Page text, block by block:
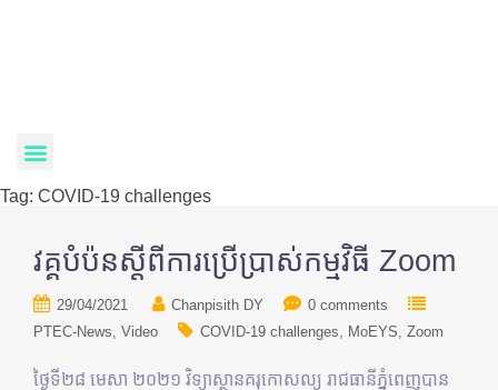
Tag: COVID-19 challenges
វគ្គបំប៉នស្តីពីការប្រើប្រាស់កម្មវិធី Zoom
29/04/2021 Chanpisith DY
0 comments
PTEC-News Video COVID-19 challenges MoEYS Zoom
ថ្ងៃទី២៨ មេសា ២០២១ វិទ្យាស្ថានគរុកោសល្យ រាជធានីភ្នំពេញបាន